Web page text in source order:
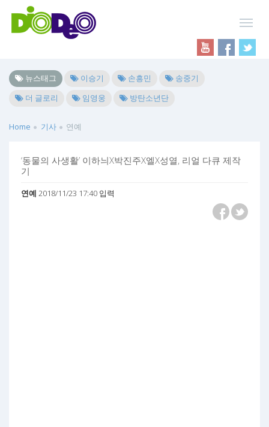
뉴스태그 이승기 손흥민
송중기
더 글로리
임영웅 방탄소년단
Home 기사 연예
‘동물의 사생활’ 이하늬X박진주X엘X성열, 리얼 다큐 제작
기
연예 2018/11/23 17:40 입력